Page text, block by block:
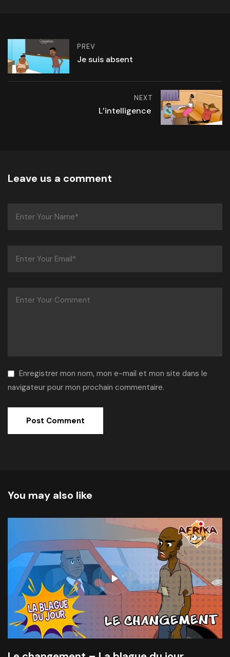
PREV
Je suis absent
NEXT
L’intelligence
Leave us a comment
Enregistrer mon nom, mon e-mail et mon site dans le
navigateur pour mon prochain commentaire.
You may also like